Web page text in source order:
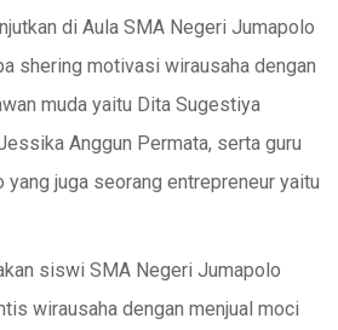
di Aula SMA Negeri Jumapolo
shering motivasi wirausaha dengan
muda yaitu Dita Sugestiya
Anggun Permata, serta guru
juga seorang entrepreneur yaitu
siswi SMA Negeri Jumapolo
wirausaha dengan menjual moci